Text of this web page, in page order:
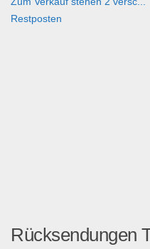
Restposten
Rücksendungen